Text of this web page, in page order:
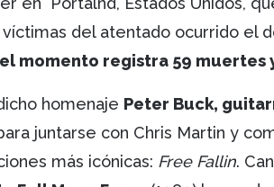
víctimas del atentado ocurrido el
momento registra 59 muertes
homenaje Peter Buck,
juntarse con Chris Martin y
más icónicas: Free Fallin.